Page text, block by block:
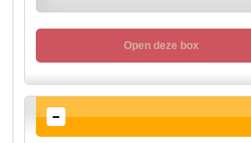
Open deze box